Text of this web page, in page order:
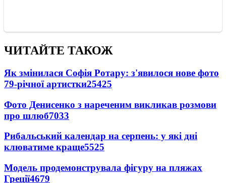
ЧИТАЙТЕ ТАКОЖ
Як змінилася Софія Ротару: з'явилося нове фото
79-річної артистки25425
Фото Денисенко з нареченим викликав розмови
про шлюб7033
Рибальський календар на серпень: у які дні
клюватиме краще5525
Модель продемонструвала фігуру на пляжах
Греції4679